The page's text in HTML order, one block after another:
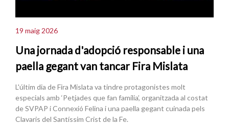
19 maig 2026
Una jornada d'adopció responsable i una
paella gegant van tancar Fira Mislata
L'últim dia de Fira Mislata va tindre protagonistes molt
especials amb ‘Petjades que fan família’, organitzada al costat
de SVPAP i Connexió Felina i una paella gegant cuinada pels
Clavaris del Santíssim Crist de la Fe.